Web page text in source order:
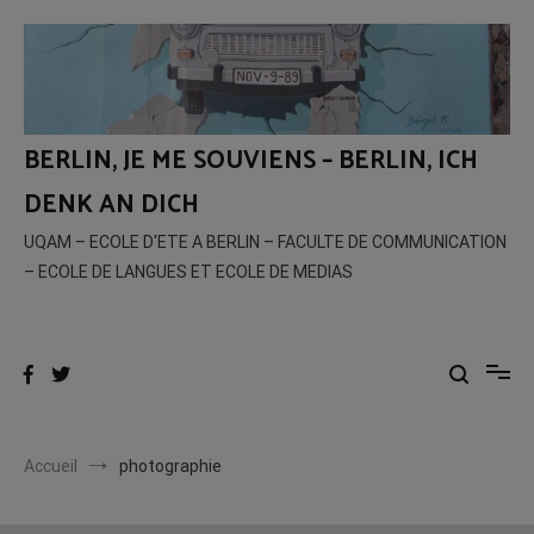
contenu
BERLIN, JE ME SOUVIENS – BERLIN, ICH
DENK AN DICH
UQAM – ECOLE D'ETE A BERLIN – FACULTE DE COMMUNICATION
– ECOLE DE LANGUES ET ECOLE DE MEDIAS
Accueil photographie